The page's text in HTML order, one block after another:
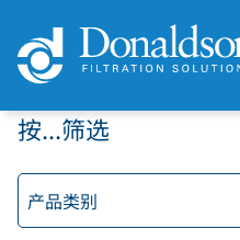
按...筛选
产品类别